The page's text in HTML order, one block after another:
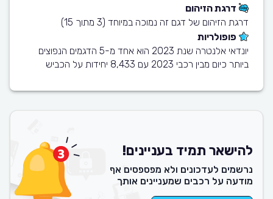
דרגת הזיהום
דרגת הזיהום של דגם זה נמוכה במיוחד (3 מתוך 15)
פופולריות
יונדאי אלנטרה שנת 2023 הוא אחד מ-5 הדגמים הנפוצים
ביותר כיום מבין רכבי 2023 עם 8,433 יחידות על הכביש
להישאר תמיד בעניינים!
נרשמים לעדכונים ולא מפספסים אף
מודעה על רכבים שמעניינים אותך